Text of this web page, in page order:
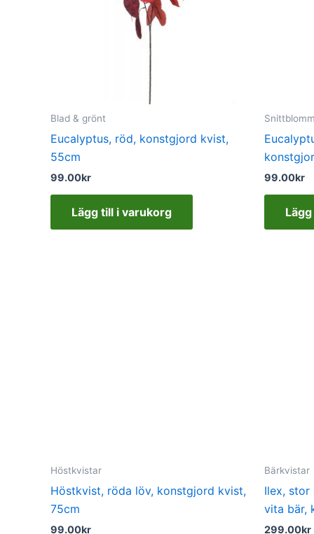
Blad & grönt
Eucalyptus, röd, konstgjord kvist,
55cm
99.00kr
Lägg till i varukorg
99.00kr
Höstkvistar
Höstkvist, röda löv, konstgjord kvist,
75cm
99.00kr
Bärkvistar
Ilex,
vita bär,
299.00kr